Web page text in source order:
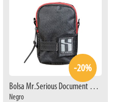
-20%
Bolsa Mr.Serious Document Pouch
Negro